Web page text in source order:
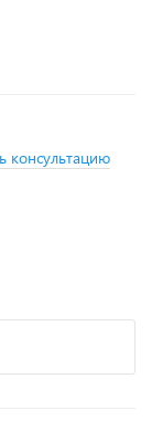
консультацию